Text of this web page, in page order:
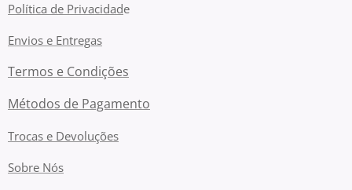
Política de Privacidade
Envios e Entregas
Termos e Condições
Métodos de Pagamento
Trocas e Devoluções
Sobre Nós